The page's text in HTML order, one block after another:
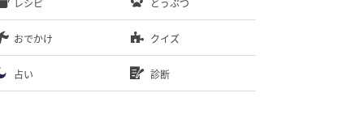
レシピ どうぶつ
おでかけ クイズ
占い 診断